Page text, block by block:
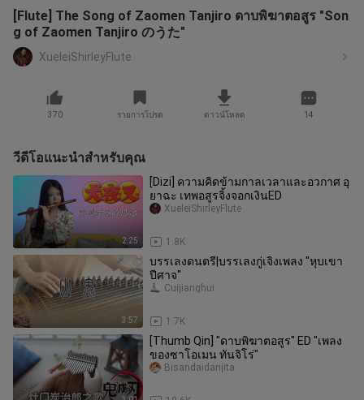
[Flute] The Song of Zaomen Tanjiro ดาบพิฆาตอสูร "Son
g of Zaomen Tanjiro のうた"
XueleiShirleyFlute
370 รายการโปรด ดาวน์โหลด 14
วีดีโอแนะนำสำหรับคุณ
2:25
[Dizi] ความคิดข้ามกาลเวลาและอวกาศ อุ
ยาฉะ เทพอสูรจิ้งจอกเงินED
1.8K
XueleiShirleyFlute
3:57
บรรเลงดนตรี|บรรเลงกู่เจิงเพลง "หุบเขา
ปีศาจ"
1.7K
Cuijianghui
[Thumb Qin] "ดาบพิฆาตอสูร" ED "เพลง
ของซาโอเมน ทันจิโร่"
Bisandaidanjita